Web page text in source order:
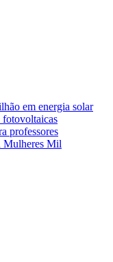
em energia solar
fotovoltaicas
professores
Mulheres Mil